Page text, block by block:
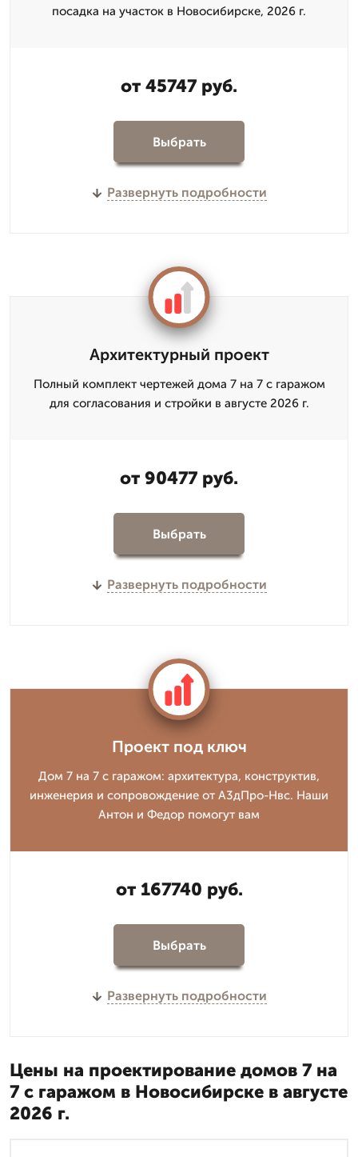
посадка на участок в Новосибирске, 2026 г.
от 45747 руб.
Выбрать
Развернуть подробности
Архитектурный проект
Полный комплект чертежей дома 7 на 7 с гаражом
для согласования и стройки в августе 2026 г.
от 90477 руб.
Выбрать
Развернуть подробности
Проект под ключ
Дом 7 на 7 с гаражом: архитектура, конструктив,
инженерия и сопровождение от А3дПро-Нвс. Наши
Антон и Федор помогут вам
от 167740 руб.
Выбрать
Развернуть подробности
Цены на проектирование домов 7 на
7 с гаражом в Новосибирске в августе
2026 г.